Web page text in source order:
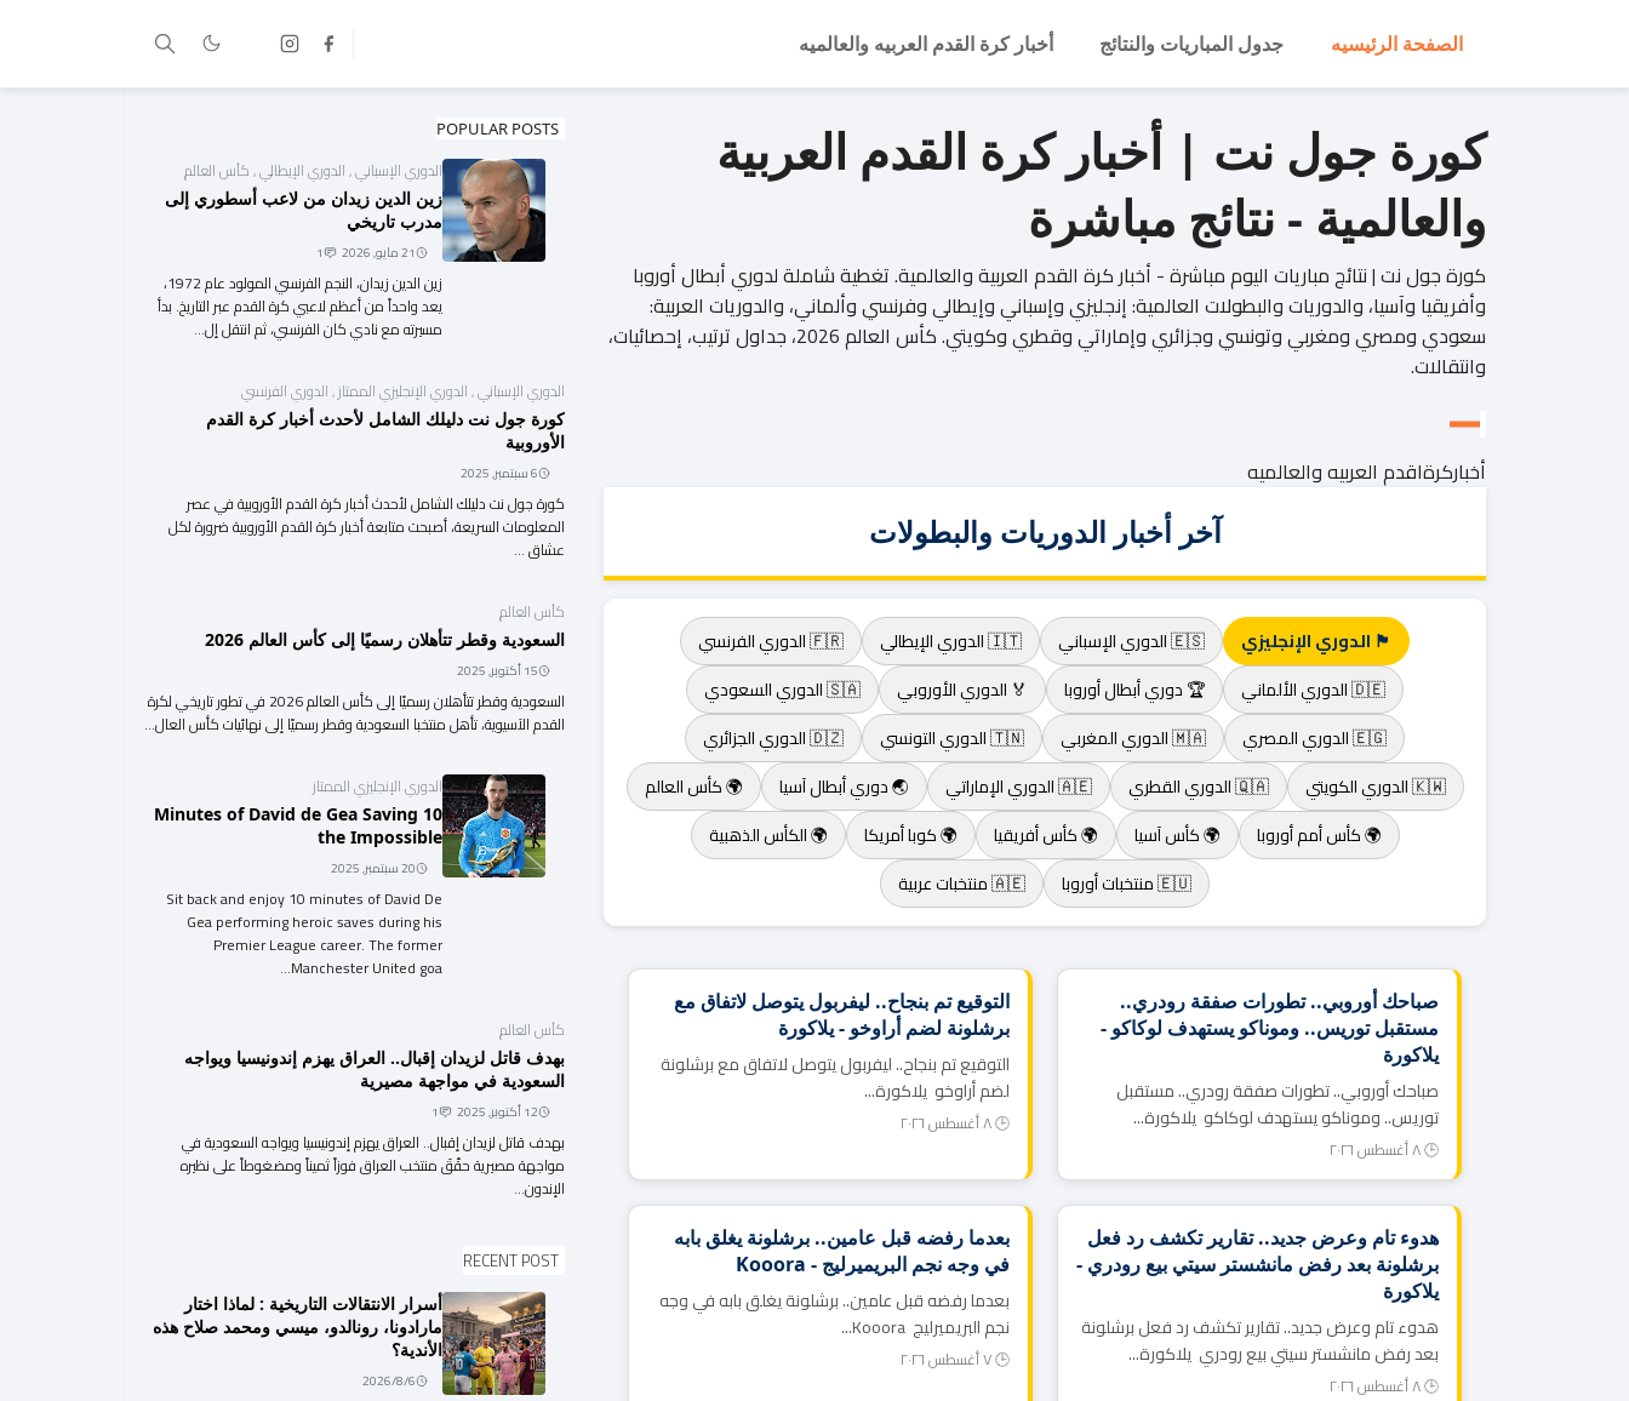
الصفحة الرئيسيه جدول المباريات والنتائج أخبار كرة القدم العربيه والعالميه
كورة جول نت | أخبار كرة القدم العربية
والعالمية - نتائج مباشرة
كورة جول نت | نتائج مباريات اليوم مباشرة - أخبار كرة القدم العربية والعالمية. تغطية شاملة لدوري أبطال أوروبا
وأفريقيا وآسيا، والدوريات والبطولات العالمية: إنجليزي وإسباني وإيطالي وفرنسي وألماني، والدوريات العربية:
سعودي ومصري ومغربي وتونسي وجزائري وإماراتي وقطري وكويتي. كأس العالم 2026، جداول ترتيب، إحصائيات،
وانتقالات.
أخباركرةاقدم العربيه والعالميه
آخر أخبار الدوريات والبطولات
🏴 الدوري الإنجليزي 🇪🇸 الدوري الإسباني 🇮🇹 الدوري الإيطالي
🇫🇷 الدوري الفرنسي
🇩🇪 الدوري الألماني
🏆 دوري أبطال أوروبا 🏅 الدوري الأوروبي
🇸🇦 الدوري السعودي
🇪🇬 الدوري المصري
🇲🇦 الدوري المغربي 🇹🇳 الدوري التونسي
🇩🇿 الدوري الجزائري
🇰🇼 الدوري الكويتي
🇶🇦 الدوري القطري 🇦🇪 الدوري الإماراتي 🌏 دوري أبطال آسيا
🌍 كأس العالم
🌍 كأس أمم أوروبا
🌍 كأس آسيا 🌍 كأس أفريقيا 🌍 كوبا أمريكا
🌍 الكأس الذهبية
🇪🇺 منتخبات أوروبا
🇦🇪 منتخبات عربية
صباحك أوروبي.. تطورات صفقة رودري..
مستقبل توريس.. وموناكو يستهدف لوكاكو -
يلاكورة
صباحك أوروبي.. تطورات صفقة رودري.. مستقبل
توريس.. وموناكو يستهدف لوكاكو يلاكورة...
🕒 ٨ أغسطس ٢٠٢٦
التوقيع تم بنجاح.. ليفربول يتوصل لاتفاق مع
برشلونة لضم أراوخو - يلاكورة
التوقيع تم بنجاح.. ليفربول يتوصل لاتفاق مع برشلونة
لضم أراوخو يلاكورة...
🕒 ٨ أغسطس ٢٠٢٦
هدوء تام وعرض جديد.. تقارير تكشف رد فعل
برشلونة بعد رفض مانشستر سيتي بيع رودري -
يلاكورة
هدوء تام وعرض جديد.. تقارير تكشف رد فعل برشلونة
بعد رفض مانشستر سيتي بيع رودري يلاكورة...
🕒 ٨ أغسطس ٢٠٢٦
بعدما رفضه قبل عامين.. برشلونة يغلق بابه
في وجه نجم البريميرليج - Kooora
بعدما رفضه قبل عامين.. برشلونة يغلق بابه في وجه
نجم البريميرليج Kooora...
🕒 ٧ أغسطس ٢٠٢٦
POPULAR POSTS
الدوري الإسباني,الدوري الإيطالي,كأس العالم
زين الدين زيدان من لاعب أسطوري إلى
مدرب تاريخي
21 مايو, 2026 1
زين الدين زيدان، النجم الفرنسي المولود عام 1972،
يعد واحداً من أعظم لاعبي كرة القدم عبر التاريخ. بدأ
مسيرته مع نادي كان الفرنسي، ثم انتقل إل...
الدوري الإسباني,الدوري الإنجليزي الممتاز,الدوري الفرنسي
كورة جول نت دليلك الشامل لأحدث أخبار كرة القدم
الأوروبية
6 سبتمبر, 2025
كورة جول نت دليلك الشامل لأحدث أخبار كرة القدم الأوروبية في عصر
المعلومات السريعة، أصبحت متابعة أخبار كرة القدم الأوروبية ضرورة لكل
عشاق ...
كأس العالم
السعودية وقطر تتأهلان رسميًا إلى كأس العالم 2026
15 أكتوبر, 2025
السعودية وقطر تتأهلان رسميًا إلى كأس العالم 2026 في تطور تاريخي لكرة
القدم الآسيوية، تأهل منتخبا السعودية وقطر رسميًا إلى نهائيات كأس العال...
الدوري الإنجليزي الممتاز
10 Minutes of David de Gea Saving
the Impossible
20 سبتمبر, 2025
Sit back and enjoy 10 minutes of David De
Gea performing heroic saves during his
Premier League career. The former
Manchester United goa...
كأس العالم
بهدف قاتل لزيدان إقبال.. العراق يهزم إندونيسيا ويواجه
السعودية في مواجهة مصيرية
12 أكتوبر, 2025 1
بهدف قاتل لزيدان إقبال.. العراق يهزم إندونيسيا ويواجه السعودية في
مواجهة مصيرية حقّقَ منتخب العراق فوزاً ثميناً ومضغوطاً على نظيره
الإندون...
RECENT POST
أسرار الانتقالات التاريخية : لماذا اختار
مارادونا، رونالدو، ميسي ومحمد صلاح هذه
الأندية؟
2026/8/6